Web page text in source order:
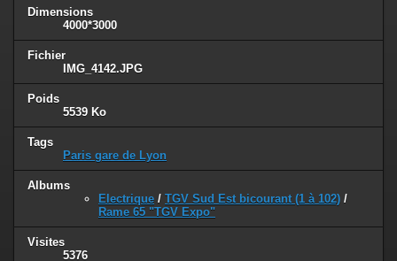
Dimensions
4000*3000
Fichier
IMG_4142.JPG
Poids
5539 Ko
Tags
Paris gare de Lyon
Albums
Electrique / TGV Sud Est bicourant (1 à 102) /
Rame 65 "TGV Expo"
Visites
5376